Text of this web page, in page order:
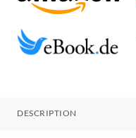
DESCRIPTION